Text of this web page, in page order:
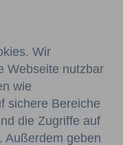
Wir
Webseite nutzbar
wie
sichere Bereiche
die Zugriffe auf
Außerdem geben